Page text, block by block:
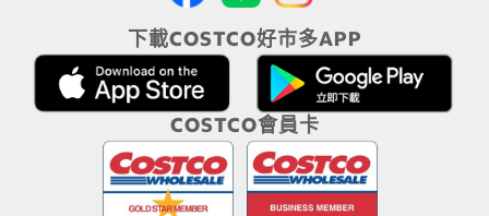
下載COSTCO好市多APP
COSTCO會員卡